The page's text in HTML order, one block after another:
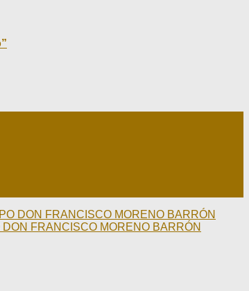
DON FRANCISCO MORENO BARRÓN
FRANCISCO MORENO BARRÓN